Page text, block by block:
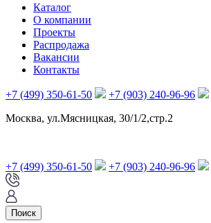
Каталог
О компании
Проекты
Распродажа
Вакансии
Контакты
+7 (499) 350-61-50 +7 (903) 240-96-96
Москва, ул.Мясницкая, 30/1/2,стр.2
+7 (499) 350-61-50 +7 (903) 240-96-96
Поиск